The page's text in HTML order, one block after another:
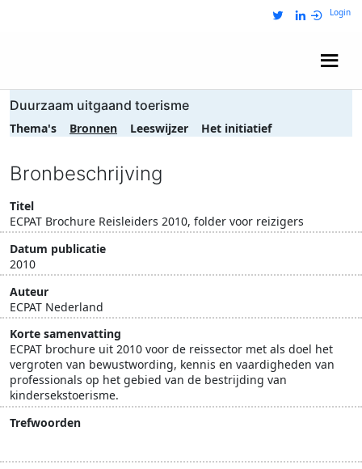
Login
Duurzaam uitgaand toerisme
Thema's Bronnen Leeswijzer Het initiatief
Bronbeschrijving
Titel
ECPAT Brochure Reisleiders 2010, folder voor reizigers
Datum publicatie
2010
Auteur
ECPAT Nederland
Korte samenvatting
ECPAT brochure uit 2010 voor de reissector met als doel het
vergroten van bewustwording, kennis en vaardigheden van
professionals op het gebied van de bestrijding van
kindersekstoerisme.
Trefwoorden